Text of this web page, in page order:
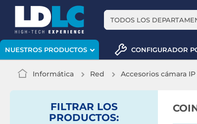
TODOS LOS
NUESTROS PRODUCTOS CONFIGURADOR
Informática Red Accesorios cámara IP
FILTRAR LOS
PRODUCTOS: